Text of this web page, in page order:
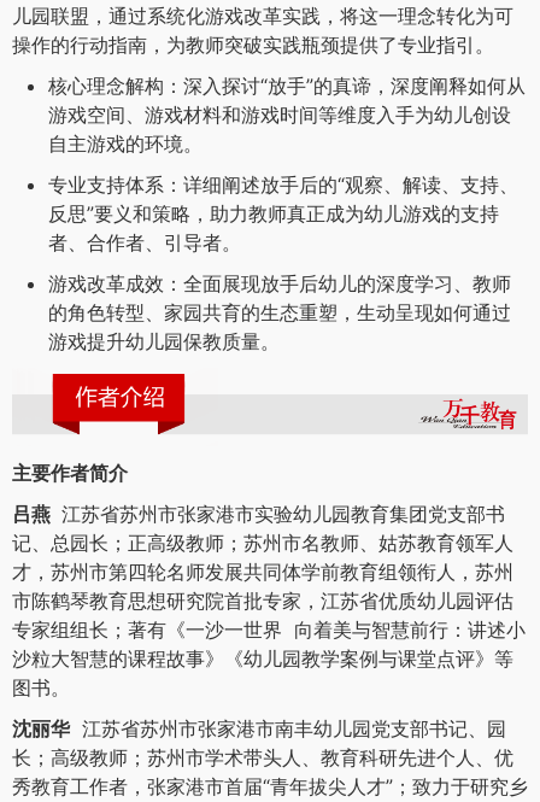
儿园联盟，通过系统化游戏改革实践，将这一理念转化为可
操作的行动指南，为教师突破实践瓶颈提供了专业指引。
核心理念解构：深入探讨“放手”的真谛，深度阐释如何从
游戏空间、游戏材料和游戏时间等维度入手为幼儿创设
自主游戏的环境。
专业支持体系：详细阐述放手后的“观察、解读、支持、
反思”要义和策略，助力教师真正成为幼儿游戏的支持
者、合作者、引导者。
游戏改革成效：全面展现放手后幼儿的深度学习、教师
的角色转型、家园共育的生态重塑，生动呈现如何通过
游戏提升幼儿园保教质量。
主要作者简介
吕燕 江苏省苏州市张家港市实验幼儿园教育集团党支部书
记、总园长；正高级教师；苏州市名教师、姑苏教育领军人
才，苏州市第四轮名师发展共同体学前教育组领衔人，苏州
市陈鹤琴教育思想研究院首批专家，江苏省优质幼儿园评估
专家组组长；著有《一沙一世界 向着美与智慧前行：讲述小
沙粒大智慧的课程故事》《幼儿园教学案例与课堂点评》等
图书。
沈丽华江苏省苏州市张家港市南丰幼儿园党支部书记、园
长；高级教师；苏州市学术带头人、教育科研先进个人、优
秀教育工作者，张家港市首届“青年拔尖人才”；致力于研究乡